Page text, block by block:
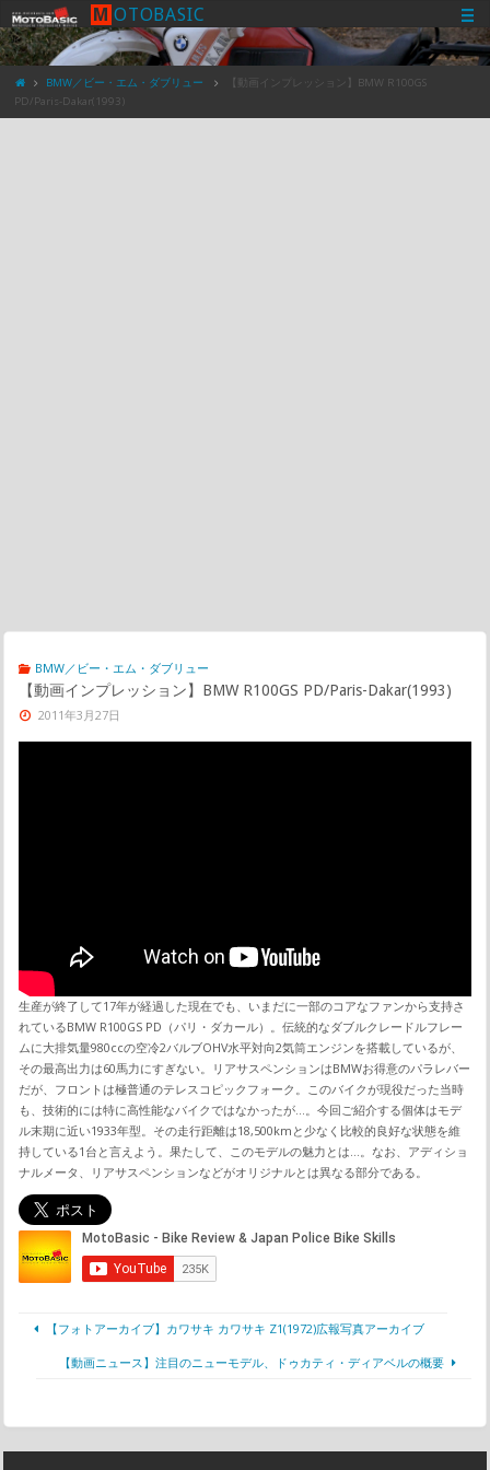
M OTOBASIC
BMW／ビー・エム・ダブリュー
【動画インプレッション】BMW R100GS
PD/Paris-Dakar(1993)
BMW／ビー・エム・ダブリュー
【動画インプレッション】BMW R100GS PD/Paris-Dakar(1993)
2011年3月27日
生産が終了して17年が経過した現在でも、いまだに一部のコアなファンから支持さ
れているBMW R100GS PD（パリ・ダカール）。伝統的なダブルクレードルフレー
ムに大排気量980ccの空冷2バルブOHV水平対向2気筒エンジンを搭載しているが、
その最高出力は60馬力にすぎない。リアサスペンションはBMWお得意のパラレバー
だが、フロントは極普通のテレスコピックフォーク。このバイクが現役だった当時
も、技術的には特に高性能なバイクではなかったが…。今回ご紹介する個体はモデ
ル末期に近い1933年型。その走行距離は18,500kmと少なく比較的良好な状態を維
持している1台と言えよう。果たして、このモデルの魅力とは…。なお、アディショ
ナルメータ、リアサスペンションなどがオリジナルとは異なる部分である。
【フォトアーカイブ】カワサキ カワサキ Z1(1972)広報写真アーカイブ
【動画ニュース】注目のニューモデル、ドゥカティ・ディアベルの概要